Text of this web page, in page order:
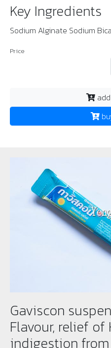
Key Ingredients
Sodium Alginate Sodium
Price
Gaviscon
Flavour, relief
indigestion from